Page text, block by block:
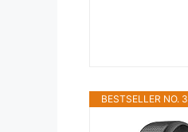
BESTSELLER NO. 3